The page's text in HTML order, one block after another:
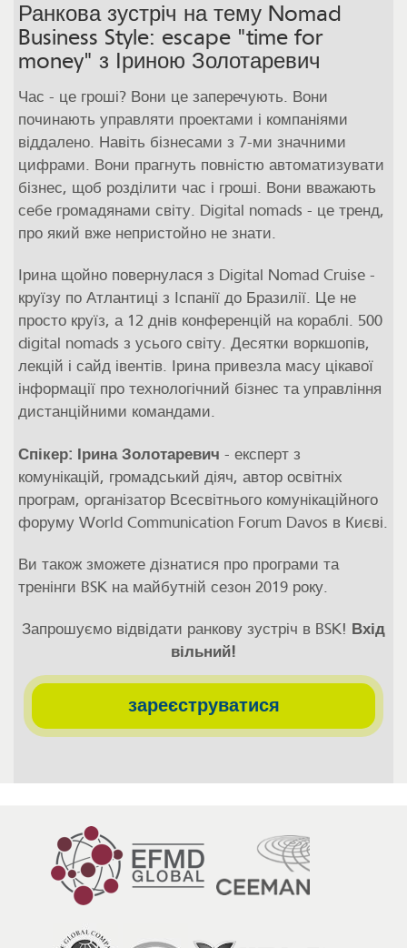
Ранкова зустріч на тему Nomad
Business Style: escape "time for
money" з Іриною Золотаревич
Час - це гроші? Вони це заперечують. Вони
починають управляти проектами і компаніями
віддалено. Навіть бізнесами з 7-ми значними
цифрами. Вони прагнуть повністю автоматизувати
бізнес, щоб розділити час і гроші. Вони вважають
себе громадянами світу. Digital nomads - це тренд,
про який вже непристойно не знати.
Ірина щойно повернулася з Digital Nomad Cruise -
круїзу по Атлантиці з Іспанії до Бразилії. Це не
просто круїз, а 12 днів конференцій на кораблі. 500
digital nomads з усього світу. Десятки воркшопів,
лекцій і сайд івентів. Ірина привезла масу цікавої
інформації про технологічний бізнес та управління
дистанційними командами.
Спікер: Ірина Золотаревич - експерт з
комунікацій, громадський діяч, автор освітніх
програм, організатор Всесвітнього комунікаційного
форуму World Communication Forum Davos в Києві.
Ви також зможете дізнатися про програми та
тренінги BSK на майбутній сезон 2019 року.
Запрошуємо відвідати ранкову зустріч в BSK! Вхід
вільний!
зареєструватися